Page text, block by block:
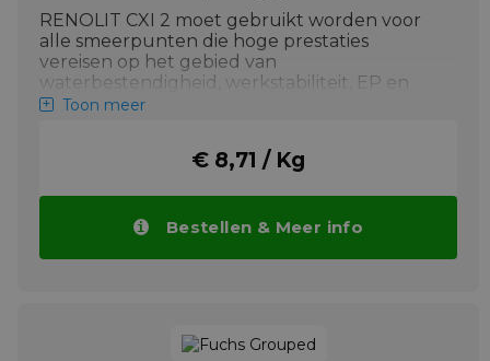
RENOLIT CXI 2 moet gebruikt worden voor
alle smeerpunten die hoge prestaties
vereisen op het gebied van
waterbestendigheid, werkstabiliteit, EP en
AW eigenschappen.
Toon meer
€ 8,71 / Kg
Bestellen & Meer info